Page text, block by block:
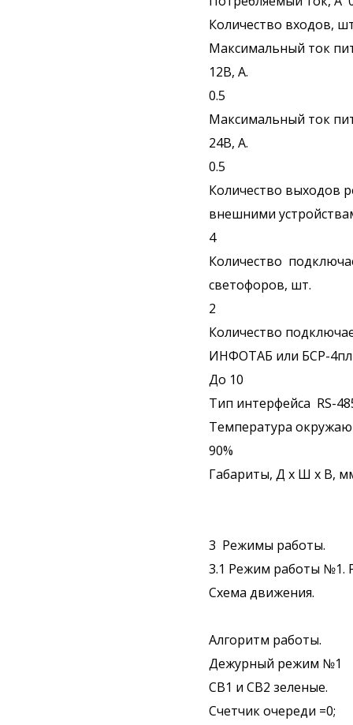
Количество входов,
Максимальный ток
12В, A.
0.5
Максимальный ток
24В, A.
0.5
Количество выходов
внешними
4
Количество
светофоров, шт.
2
Количество
ИНФОТАБ или БСР-
До 10
Тип интерфейса RS-
Температура
90%
Габариты, Д х Ш х В,
3 Режимы работы.
3.1 Режим работы №1.
Схема движения.
Алгоритм работы.
Дежурный режим №1
СВ1 и СВ2 зеленые.
Счетчик очереди =0;